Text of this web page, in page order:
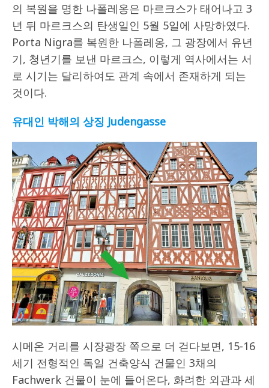
의 복원을 명한 나폴레옹은 마르크스가 태어나고 3
년 뒤 마르크스의 탄생일인 5월 5일에 사망하였다.
Porta Nigra를 복원한 나폴레옹, 그 광장에서 유년
기, 청년기를 보낸 마르크스, 이렇게 역사에서는 서
로 시기는 달리하여도 관계 속에서 존재하게 되는
것이다.
유대인 박해의 상징 Judengasse
시메온 거리를 시장광장 쪽으로 더 걷다보면, 15-16
세기 전형적인 독일 건축양식 건물인 3채의
Fachwerk 건물이 눈에 들어온다, 화려한 외관과 세